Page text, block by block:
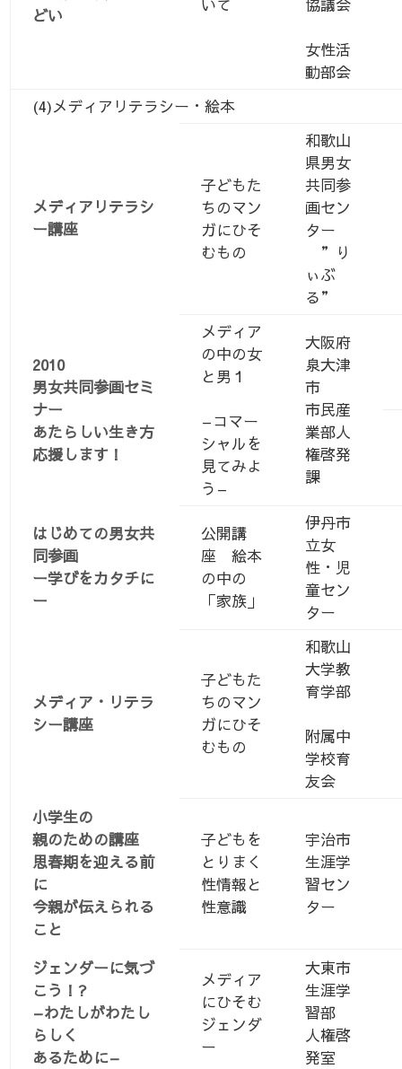
どい
いて 協議会
女性活
動部会
(4)メディアリテラシー・絵本
メディアリテラシ
ー講座
子どもた
ちのマン
ガにひそ
むもの
和歌山
県男女
共同参
画セン
ター
”り
ぃぶ
る”
2010
男女共同参画セミ
ナー
あたらしい生き方
応援します！
メディア
の中の女
と男１
–コマー
シャルを
見てみよ
う–
大阪府
泉大津
市
市民産
業部人
権啓発
課
はじめての男女共
同参画
ー学びをカタチに
ー
公開講
座 絵本
の中の
「家族」
伊丹市
立女
性・児
童セン
ター
メディア・リテラ
シー講座
子どもた
ちのマン
ガにひそ
むもの
和歌山
大学教
育学部
附属中
学校育
友会
小学生の
親のための講座
思春期を迎える前
に
今親が伝えられる
こと
子どもを
とりまく
性情報と
性意識
宇治市
生涯学
習セン
ター
ジェンダーに気づ
こう！?
–わたしがわたし
らしく
あるために–
メディア
にひそむ
ジェンダ
ー
大東市
生涯学
習部
人権啓
発室